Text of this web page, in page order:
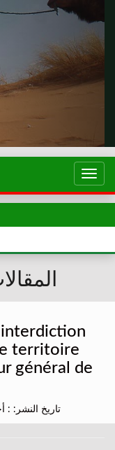
تبديل
territoire
général de
تاريخ النشر: : أحد 30